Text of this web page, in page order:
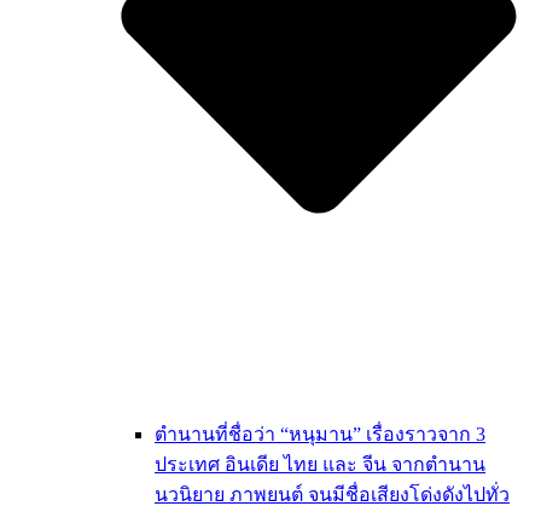
ตำนานที่ชื่อว่า “หนุมาน” เรื่องราวจาก 3
ประเทศ อินเดีย ไทย และ จีน จากตำนาน
นวนิยาย ภาพยนต์ จนมีชื่อเสียงโด่งดังไปทั่ว